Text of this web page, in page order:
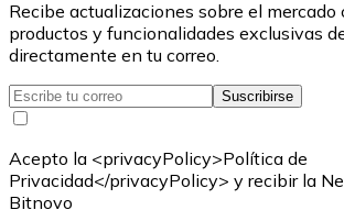
Recibe actualizaciones sobre el mercado
productos y funcionalidades exclusivas
directamente en tu correo.
Suscribirse
Acepto la <privacyPolicy>Política de
Privacidad</privacyPolicy> y recibir la
Bitnovo